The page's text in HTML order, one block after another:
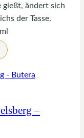
gießt, ändert sich
der Tasse.
–